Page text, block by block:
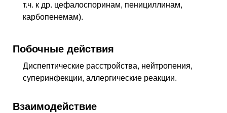
т.ч. к др. цефалоспоринам, пенициллинам,
карбопенемам).
Побочные действия
Диспептические расстройства, нейтропения,
суперинфекции, аллергические реакции.
Взаимодействие